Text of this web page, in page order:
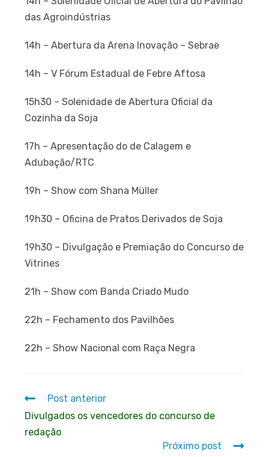
das Agroindústrias
14h – Abertura da Arena Inovação – Sebrae
14h – V Fórum Estadual de Febre Aftosa
15h30 – Solenidade de Abertura Oficial da
Cozinha da Soja
17h – Apresentação do de Calagem e
Adubação/RTC
19h – Show com Shana Müller
19h30 – Oficina de Pratos Derivados de Soja
19h30 – Divulgação e Premiação do Concurso de
Vitrines
21h – Show com Banda Criado Mudo
22h – Fechamento dos Pavilhões
22h – Show Nacional com Raça Negra
Post anterior
Divulgados os vencedores do concurso de
redação
Próximo post